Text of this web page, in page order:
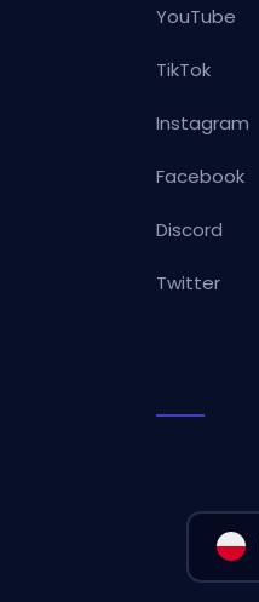
YouTube
TikTok
Instagram
Facebook
Discord
Twitter